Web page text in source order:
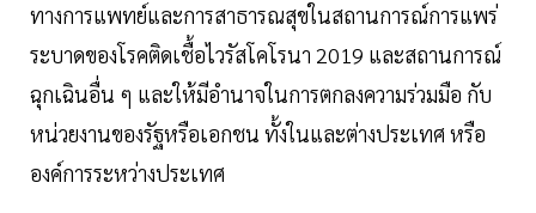
ทางการแพทย์และการสาธารณสุขในสถานการณ์การแพร่
ระบาดของโรคติดเชื้อไวรัสโคโรนา 2019 และสถานการณ์
ฉุกเฉินอื่น ๆ และให้มีอํานาจในการตกลงความร่วมมือ กับ
หน่วยงานของรัฐหรือเอกชน ทั้งในและต่างประเทศ หรือ
องค์การระหว่างประเทศ